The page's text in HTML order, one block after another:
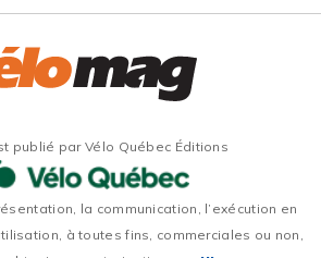
publié par Vélo Québec Éditions
la communication, l’exécution en
à toutes fins, commerciales ou non,